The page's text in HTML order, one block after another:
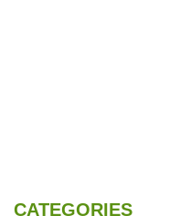
CATEGORIES